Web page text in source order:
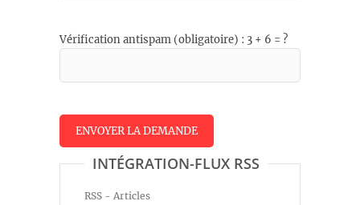
Vérification antispam (obligatoire) : 3 + 6 = ?
INTÉGRATION-FLUX RSS
RSS - Articles